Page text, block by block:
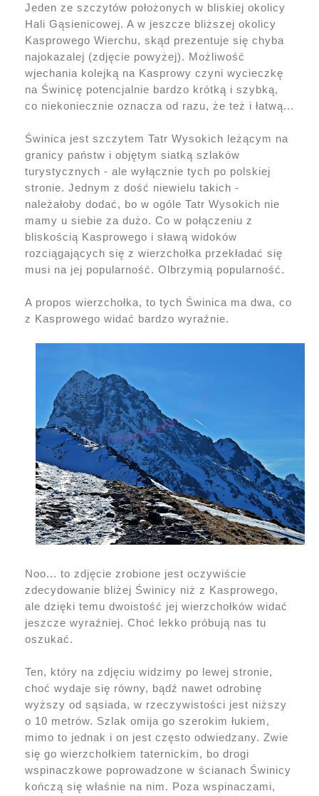
Jeden ze szczytów położonych w bliskiej okolicy
Hali Gąsienicowej. A w jeszcze bliższej okolicy
Kasprowego Wierchu, skąd prezentuje się chyba
najokazalej (zdjęcie powyżej). Możliwość
wjechania kolejką na Kasprowy czyni wycieczkę
na Świnicę potencjalnie bardzo krótką i szybką,
co niekoniecznie oznacza od razu, że też i łatwą...
Świnica jest szczytem Tatr Wysokich leżącym na
granicy państw i objętym siatką szlaków
turystycznych - ale wyłącznie tych po polskiej
stronie. Jednym z dość niewielu takich -
należałoby dodać, bo w ogóle Tatr Wysokich nie
mamy u siebie za dużo. Co w połączeniu z
bliskością Kasprowego i sławą widoków
rozciągających się z wierzchołka przekładać się
musi na jej popularność. Olbrzymią popularność.
A propos wierzchołka, to tych Świnica ma dwa, co
z Kasprowego widać bardzo wyraźnie.
Noo... to zdjęcie zrobione jest oczywiście
zdecydowanie bliżej Świnicy niż z Kasprowego,
ale dzięki temu dwoistość jej wierzchołków widać
jeszcze wyraźniej. Choć lekko próbują nas tu
oszukać.
Ten, który na zdjęciu widzimy po lewej stronie,
choć wydaje się równy, bądź nawet odrobinę
wyższy od sąsiada, w rzeczywistości jest niższy
o 10 metrów. Szlak omija go szerokim łukiem,
mimo to jednak i on jest często odwiedzany. Zwie
się go wierzchołkiem taternickim, bo drogi
wspinaczkowe poprowadzone w ścianach Świnicy
kończą się właśnie na nim. Poza wspinaczami,